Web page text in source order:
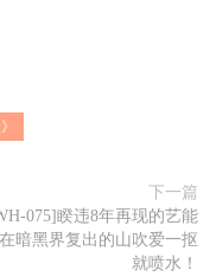
）
恶真相》
《可怜的东西》
下一篇
075]睽违8年再现的艺能
暗黑界复出的山吹爱一抠
就喷水！